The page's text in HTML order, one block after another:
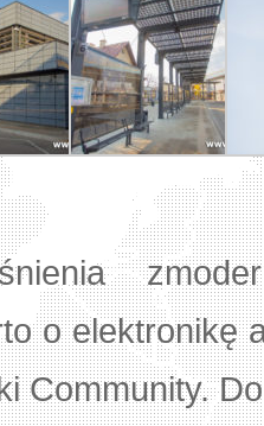
o elektronikę
Community.